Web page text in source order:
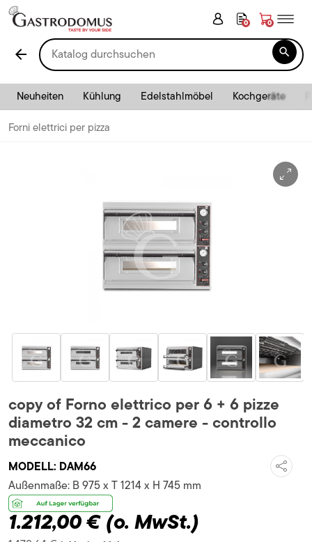
0 0
arrow_back 
Neuheiten Kühlung Edelstahlmöbel Kochgeräte
Forni elettrici per pizza
copy of Forno elettrico per 6 + 6 pizze
diametro 32 cm - 2 camere - controllo
meccanico
MODELL: DAM66
Außenmaße: B 975 x T 1214 x H 745 mm
1.212,00 €(o. MwSt.)